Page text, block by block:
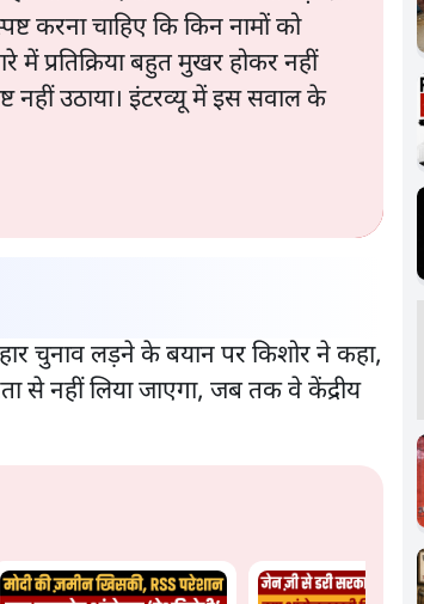
करना चाहिए कि किन नामों को
में प्रतिक्रिया बहुत मुखर होकर नहीं
उठाया। इंटरव्यू में इस सवाल के
चुनाव लड़ने के बयान पर किशोर ने कहा,
से नहीं लिया जाएगा, जब तक वे केंद्रीय